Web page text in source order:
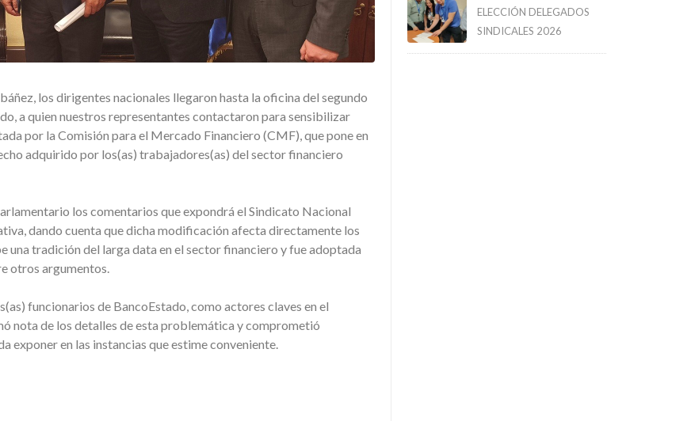
los dirigentes nacionales llegaron hasta la oficina del segundo
a quien nuestros representantes contactaron para sensibilizar
por la Comisión para el Mercado Financiero (CMF), que pone en
adquirido por los(as) trabajadores(as) del sector financiero
los comentarios que expondrá el Sindicato Nacional
dando cuenta que dicha modificación afecta directamente los
una tradición del larga data en el sector financiero y fue adoptada
otros argumentos.
funcionarios de BancoEstado, como actores claves en el
nota de los detalles de esta problemática y comprometió
exponer en las instancias que estime conveniente.
ELECCIÓN DELEGADOS
SINDICALES 2026